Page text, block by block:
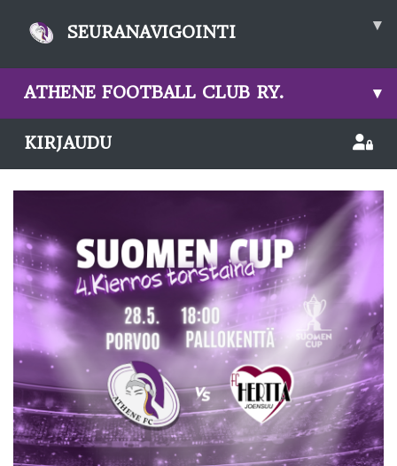
SEURANAVIGOINTI ▾
ATHENE FOOTBALL CLUB RY. ▾
KIRJAUDU